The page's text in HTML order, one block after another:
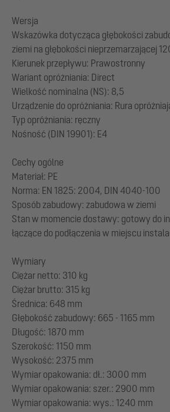
Wersja
Wskazówka dotycząca głębokości
ziemi na głębokości nieprzemarzającej
Kierunek przepływu: Prawostronny
Wariant opróżniania: Direct
Wielkość nominalna (NS): 8,5
Urządzenie do opróżniania: Rura
Typ opróżniania: ręczny
Nośność (DIN 19901): E4
Cechy ogólne
Materiał: PE
Norma: EN 1825: 2004, DIN 4040-100
Sposób zabudowy: zabudowa w ziemi
Stan w momencie dostawy: gotowy do
łączące do podłączenia w miejscu
Wymiary
Ciężar netto: 310 kg
Ciężar brutto: 315 kg
Średnica: 648 mm
Głębokość zabudowy: 665 - 1165 mm
Długość: 1870 mm
Szerokość: 1150 mm
Wysokość: 2375 mm
Wymiar opakowania: dł.: 3000 mm
Wymiar opakowania: szer.: 2900 mm
Wymiar opakowania: wys.: 1240 mm